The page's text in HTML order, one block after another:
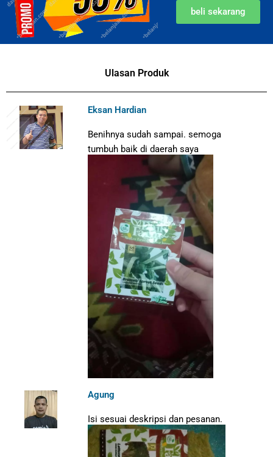
beli sekarang
Ulasan Produk
Eksan Hardian
Benihnya sudah sampai. semoga
tumbuh baik di daerah saya
Agung
Isi sesuai deskripsi dan pesanan.